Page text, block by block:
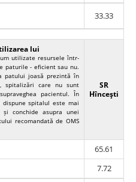
33.33
lui
utilizate resursele într-
paturile - eficient sau nu.
patului joasă prezintă în
spitalizări care nu sunt
pacientul. În
spitalul este mai
conchide asupra unei
recomandată de OMS
SR
Hînceşti
65.61
7.72